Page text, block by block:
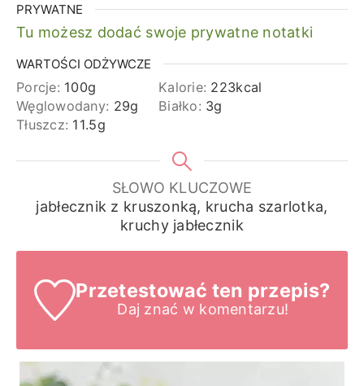
PRYWATNE
Tu możesz dodać swoje prywatne notatki
WARTOŚCI ODŻYWCZE
Porcje: 100g Kalorie: 223kcal
Węglowodany: 29g Białko: 3g
Tłuszcz: 11.5g
SŁOWO KLUCZOWE
jabłecznik z kruszonką, krucha szarlotka,
kruchy jabłecznik
Przetestować ten przepis?
Daj znać w komentarzu!